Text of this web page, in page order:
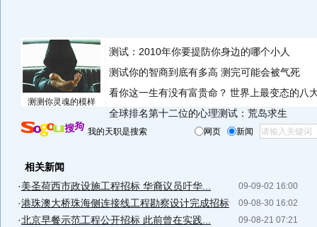
测测你灵魂的模样
测试：2010年你要提防你身边的哪个小人
测试你的智商到底有多高 测完可能会被气死
看你这一生有没有富贵命？ 世界上最变态的八
全球排名第十二位的心理测试：荒岛求生
我的天职是搜索 网页 新闻
相关新闻
09-09-02 16:00
·美圣荷西市政设施工程招标 华裔议员吁华...
09-08-30 16:02
·港珠澳大桥珠海侧连接线工程勘察设计完成招标
09-08-21 07:21
·北京早餐示范工程公开招标 此前曾在实践...